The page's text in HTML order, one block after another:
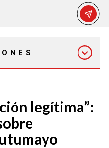
7:00 PM
legítima”: